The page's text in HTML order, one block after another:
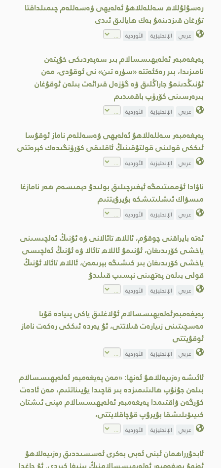
رەسۇلۇللاھ سەللەللاھۇ ئەلەيھى ۋەسەللەم چىمىلداقتا
تۇرغان قىزدىنمۇ بەك ھايالىق ئىدى
عربي الإنجليزية الأوردية
پەيغەمبەر ئەلەيھىسسالام بىر سەپەردىكى خۇپتەن
نامىزىدا، بىر رەكئەتتە «سۈرە تىن» نى ئوقۇدى، مەن
ئۇنىڭدىنمۇ جاراڭلىق ۋە گۈزەل قىرائەت بىلەن ئوقۇغان
بىرەرسىنى كۆرۈپ باقمىدىم
عربي الإنجليزية الأوردية
پەيغەمبەر سەللەللاھۇ ئەلەيھى ۋەسەللەم ناماز ئوقۇسا
ئىككى قولىنى قولتۇقىنىڭ ئاقلىقى كۆرۈنگىدەك كېرەتتى
عربي الإنجليزية الأوردية
ناۋادا ئۈممىتىمگە ئېغىرچىلىق بولىدۇ دېمىسەم ھەر نامازغا
مىسۋاك ئىشلىتىشكە بۇيرۇيتتىم
عربي الإنجليزية الأوردية
ئەتە بايراقنى چوقۇم، ئاللاھ تائالانى ۋە ئۇنىڭ ئەلچىسىنى
ياخشى كۆرىدىغان، ئۇنىمۇ ئاللاھ تائالا ۋە ئۇنىڭ ئەلچىسى
ياخشى كۆرىدىغان بىر كىشىگە بېرىمەن، ئاللاھ تائالا ئۇنىڭ
قولى بىلەن پەتھىنى نېسىپ قىلىدۇ
عربي الإنجليزية الأوردية
پەيغەمبەرئەلەيھىسسالام ئۇلاغلىق ياكى پىيادە قۇبا
مەسچىتىنى زىيارەت قىلاتتى، ئۇ يەردە ئىككى رەكەت ناماز
ئوقۇيتتى
عربي الإنجليزية الأوردية
ئائىشە رەزىيەللاھۇ ئەنھا: «مەن پەيغەمبەر ئەلەيھىسسالام
بىلەن جۇنۇپ ھالىتىمىزدە بىر قاچىدا يۇيىناتتىم، مەن ئادەت
كۆرگەن ۋاقتىمدا پەيغەمبەر ئەلەيھىسسالام مېنى ئىشتان
كىيىۋىلىشقا بۇيرۇپ قۇچاقلايتتى،
عربي الإنجليزية الأوردية
ئابدۇرراھمان ئبنى ئەبى بەكرى ئەسسىددىق رەزىيەللاھۇ